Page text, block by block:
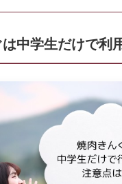
中学生だけで利